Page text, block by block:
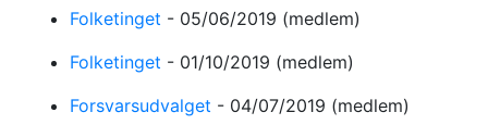
Folketinget - 05/06/2019 (medlem)
Folketinget - 01/10/2019 (medlem)
Forsvarsudvalget - 04/07/2019 (medlem)